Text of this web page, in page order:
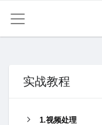
实战教程
1.视频处理